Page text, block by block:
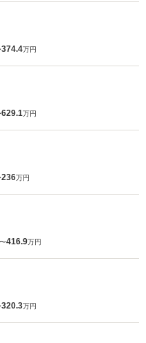
374.4万円
629.1万円
236万円
416.9万円
320.3万円